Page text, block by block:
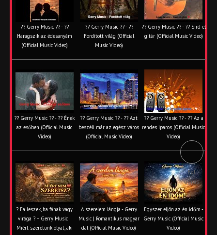
?? Gerry Music ?? - ??
Haragszik az édesanyám
(Official Music Video)
?? Gerry Music ?? - ??
Fordított világ (Official
Music Video)
?? Gerry Music ?? - ?? Sírd el
gitár (Official Music Video)
?? Gerry Music ?? - ?? Ének
az esőben (Official Music
Video)
?? Gerry Music ?? - ?? Azt
beszéli már az egész város
(Official Music Video)
?? Gerry Music ?? - ?? Az a
rendes iparos (Official Music
Video)
? Fa leszek, ha fának vagy
virága ? – Gerry Music |
Miért szeretünk olyat, aki
A szerelem lángja - Gerry
Music | Romantikus magyar
dal (Official Music Video)
Egyszer eljön az én időm -
Gerry Music (Official Music
Video)
Fel
ugrás